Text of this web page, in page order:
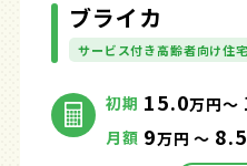
ブライカ
サービス付き高齢者向け住宅
初期 15.0万円～
月額 9万円 ～ 8.5